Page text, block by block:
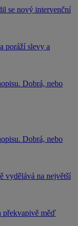
se nový intervenční
poráží slevy a
Dobrá, nebo
Dobrá, nebo
vydělává na největší
překvapivě měď